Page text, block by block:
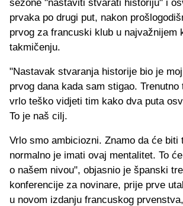
sezone "nastaviti stvarati historiju" i
prvaka po drugi put, nakon
prvog za francuski klub u najvažnijem
takmičenju.
"Nastavak stvaranja historije bio je
prvog dana kada sam stigao.
vrlo teško vidjeti tim kako dva puta
To je naš cilj.
Vrlo smo ambiciozni. Znamo da će biti
normalno je imati ovaj mentalitet. To
o našem nivou", objasnio je španski
konferencije za novinare, prije prve
u novom izdanju francuskog